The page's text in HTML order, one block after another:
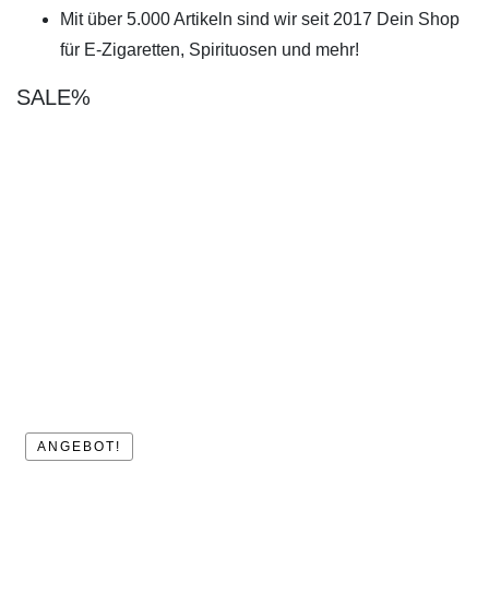
ANGEBOT!
Mit über 5.000 Artikeln sind wir seit 2017 Dein Shop
für E-Zigaretten, Spirituosen und mehr!
SALE%